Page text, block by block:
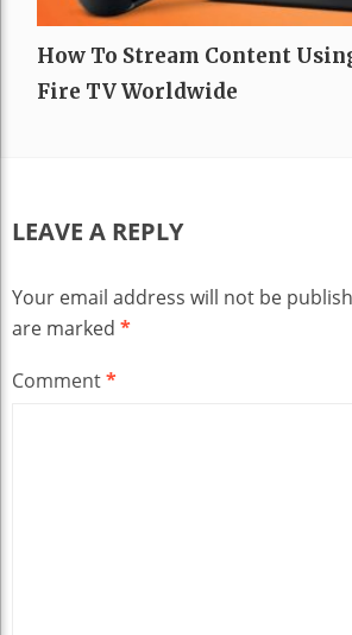
How To Stream Content
Fire TV Worldwide
LEAVE A REPLY
Your email address will not be
are marked *
Comment*